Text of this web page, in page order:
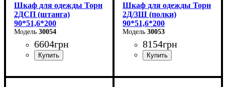
Шкаф для одежды Торн
2ДСП (штанга)
90*51,6*200
30054
6604грн
Ширина: 90 см
Шкаф для одежды Торн
2Д/3Ш (полки)
90*51,6*200
30053
8154грн
Ширина: 90 см